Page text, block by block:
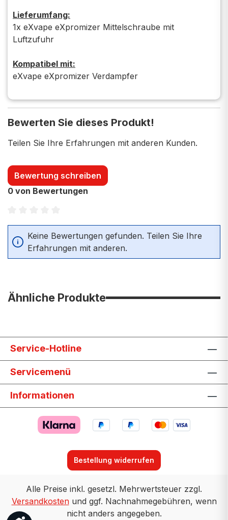
Lieferumfang:
1x eXvape eXpromizer Mittelschraube mit
Luftzufuhr
Kompatibel mit:
eXvape eXpromizer Verdampfer
Bewerten Sie dieses Produkt!
Teilen Sie Ihre Erfahrungen mit anderen Kunden.
Bewertung schreiben
0 von Bewertungen
Durchschnittliche Bewertung von 0 von 5 Sternen
Keine Bewertungen gefunden. Teilen Sie Ihre
Erfahrungen mit anderen.
Ähnliche Produkte
Service-Hotline
Servicemenü
Informationen
Bestellung widerrufen
Alle Preise inkl. gesetzl. Mehrwertsteuer zzgl.
Versandkostenund ggf. Nachnahmegebühren, wenn
nicht anders angegeben.